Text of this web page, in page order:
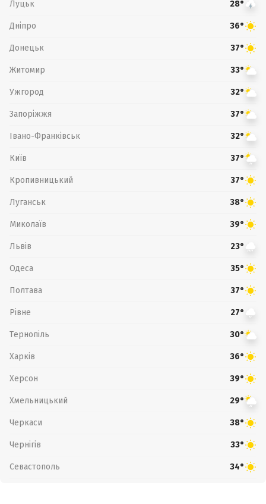
Луцьк 28°
Дніпро 36°
Донецьк 37°
Житомир 33°
Ужгород 32°
Запоріжжя 37°
Івано-Франківськ 32°
Київ 37°
Кропивницький 37°
Луганськ 38°
Миколаїв 39°
Львів 23°
Одеса 35°
Полтава 37°
Рівне 27°
Тернопіль 30°
Харків 36°
Херсон 39°
Хмельницький 29°
Черкаси 38°
Чернігів 33°
Севастополь 34°